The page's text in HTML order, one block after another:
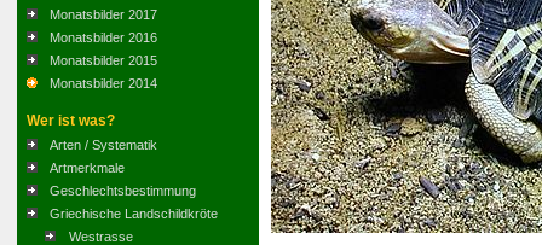
Monatsbilder 2017
Monatsbilder 2016
Monatsbilder 2015
Monatsbilder 2014
Wer ist was?
Arten / Systematik
Artmerkmale
Geschlechtsbestimmung
Griechische Landschildkröte
Westrasse